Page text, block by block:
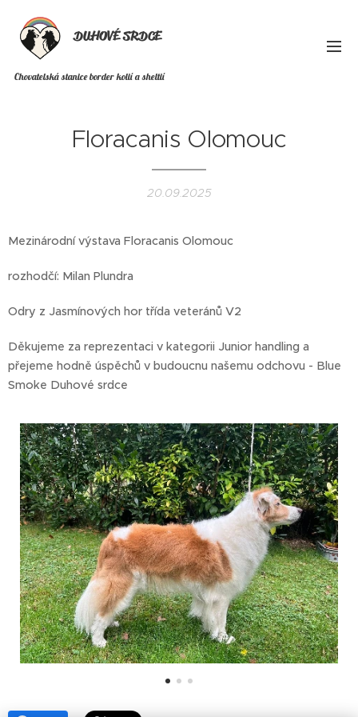
DUHOVÉ SRDCE
Chovatelská stanice border kolií a sheltií
Floracanis Olomouc
20.09.2025
Mezinárodní výstava Floracanis Olomouc
rozhodčí: Milan Plundra
Odry z Jasmínových hor třída veteránů V2
Děkujeme za reprezentaci v kategorii Junior handling a
přejeme hodně úspěchů v budoucnu našemu odchovu - Blue
Smoke Duhové srdce